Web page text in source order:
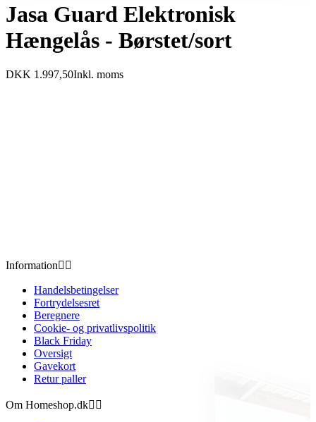
Jasa Guard Elektronisk
Hængelås - Børstet/sort
DKK 1.997,50Inkl. moms
Information 
Handelsbetingelser
Fortrydelsesret
Beregnere
Cookie- og privatlivspolitik
Black Friday
Oversigt
Gavekort
Retur paller
Om Homeshop.dk 